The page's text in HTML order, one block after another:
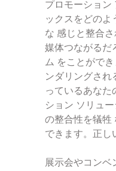
プロモーション
ックスをどのよ
な 感じと整合
媒体つながるだ
ム をことがで
ンダリングされ
っているあなた
ション ソリュ
の整合性を犠牲
できます。正し
展示会やコンベ